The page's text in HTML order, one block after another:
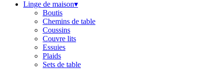
Linge de maison▾
Boutis
Chemins de table
Coussins
Couvre lits
Essuies
Plaids
Sets de table